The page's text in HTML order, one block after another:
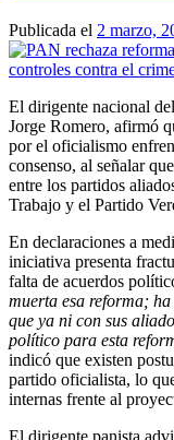
Publicada el 2 marzo,
El dirigente nacional
Jorge Romero, afirmó
por el oficialismo
consenso, al señalar
entre los partidos
Trabajo y el Partido
En declaraciones a
iniciativa presenta
falta de acuerdos
muerta esa reforma;
que ya ni con sus
político para esta
indicó que existen
partido oficialista, lo
internas frente al